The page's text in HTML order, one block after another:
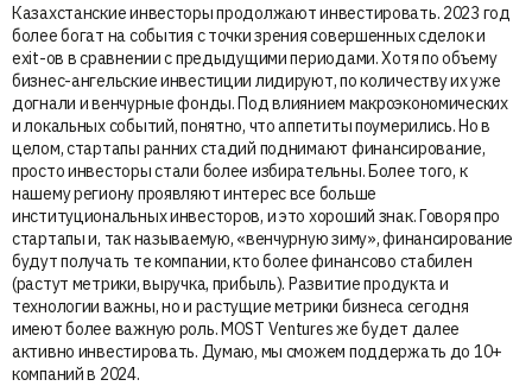
Казахстанские инвесторы продолжают инвестировать. 2023 год
более богат на события с точки зрения совершенных сделок и
exit-ов в сравнении с предыдущими периодами. Хотя по объему
бизнес-ангельские инвестиции лидируют, по количеству их уже
догнали и венчурные фонды. Под влиянием макроэкономических
и локальных событий, понятно, что аппетиты поумерились. Но в
целом, стартапы ранних стадий поднимают финансирование,
просто инвесторы стали более избирательны. Более того, к
нашему региону проявляют интерес все больше
институциональных инвесторов, и это хороший знак. Говоря про
стартапы и, так называемую, «венчурную зиму», финансирование
будут получать те компании, кто более финансово стабилен
(растут метрики, выручка, прибыль). Развитие продукта и
технологии важны, но и растущие метрики бизнеса сегодня
имеют более важную роль. MOST Ventures же будет далее
активно инвестировать. Думаю, мы сможем поддержать до 10+
компаний в 2024.